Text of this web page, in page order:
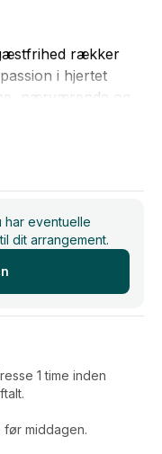
rækker
i hjertet
nærværende og
detalje, fra mad til
at få vores
har eventuelle
dit arrangement.
1 time inden
middagen.